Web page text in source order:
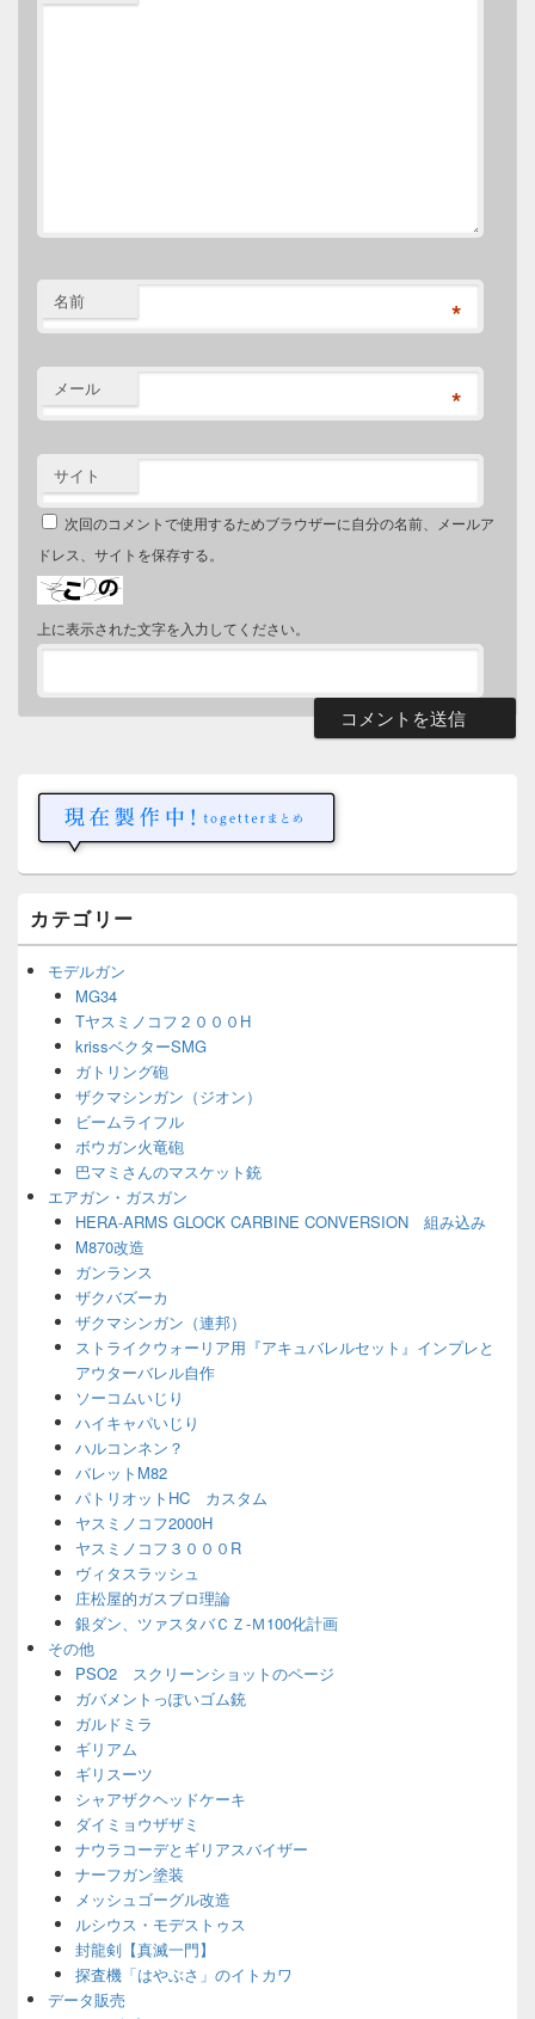
名前 *
メール *
サイト
次回のコメントで使用するためブラウザーに自分の名前、メールア
ドレス、サイトを保存する。
上に表示された文字を入力してください。
バ
ウ
ィ
ェ
カテゴリー
モデルガン
MG34
Tヤスミノコフ２０００H
krissベクターSMG
ガトリング砲
ザクマシンガン（ジオン）
ビームライフル
ボウガン火竜砲
巴マミさんのマスケット銃
エアガン・ガスガン
HERA-ARMS GLOCK CARBINE CONVERSION 組み込み
M870改造
ガンランス
ザクバズーカ
ザクマシンガン（連邦）
ストライクウォーリア用『アキュバレルセット』インプレと
アウターバレル自作
ソーコムいじり
ハイキャパいじり
ハルコンネン？
バレットM82
パトリオットHC カスタム
ヤスミノコフ2000H
ヤスミノコフ３０００R
ヴィタスラッシュ
庄松屋的ガスブロ理論
銀ダン、ツァスタバＣＺ-Ｍ100化計画
その他
PSO2 スクリーンショットのページ
ガバメントっぽいゴム銃
ガルドミラ
ギリアム
ギリスーツ
シャアザクヘッドケーキ
ダイミョウザザミ
ナウラコーデとギリアスバイザー
ナーフガン塗装
メッシュゴーグル改造
ルシウス・モデストゥス
封龍剣【真滅一門】
探査機「はやぶさ」のイトカワ
データ販売